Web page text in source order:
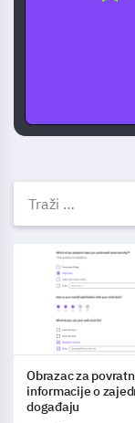
Obrazac za
Obrazac za
informacije o
događaju